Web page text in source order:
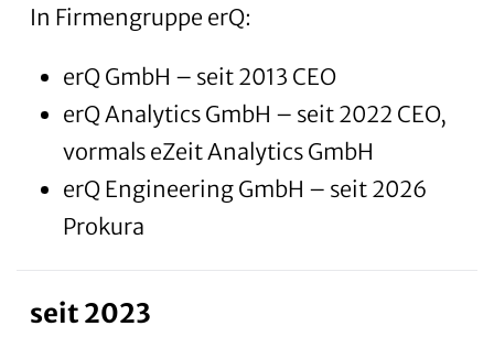
In Firmengruppe erQ:
erQ GmbH – seit 2013 CEO
erQ Analytics GmbH – seit 2022 CEO,
vormals eZeit Analytics GmbH
erQ Engineering GmbH – seit 2026
Prokura
seit 2023